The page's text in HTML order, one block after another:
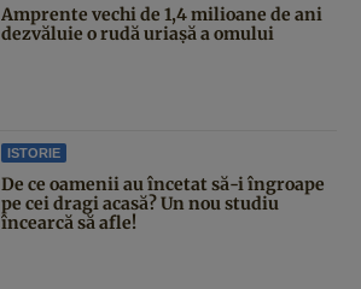
Amprente vechi de 1,4 milioane de ani
dezvăluie o rudă uriașă a omului
ISTORIE
De ce oamenii au încetat să-i îngroape
pe cei dragi acasă? Un nou studiu
încearcă să afle!